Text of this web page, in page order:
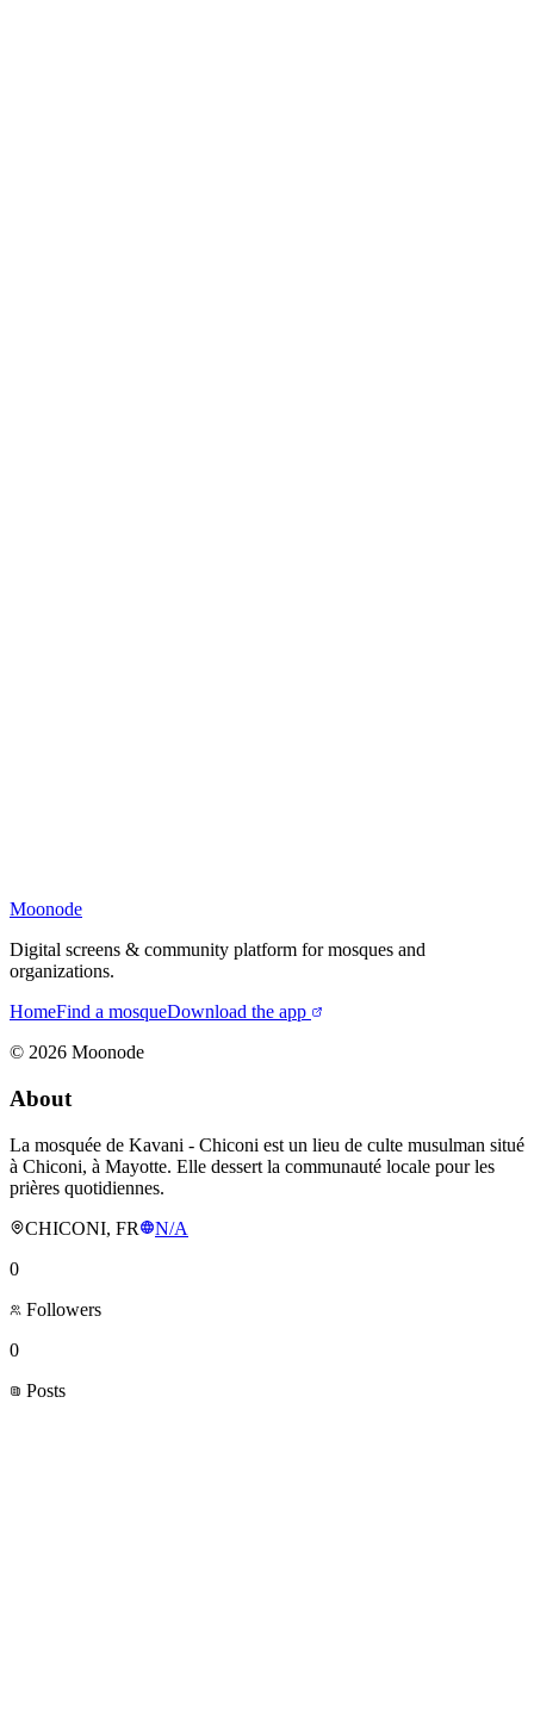
Moonode
Digital screens & community platform for mosques and
organizations.
HomeFind a mosqueDownload the app
© 2026 Moonode
About
La mosquée de Kavani - Chiconi est un lieu de culte musulman situé
à Chiconi, à Mayotte. Elle dessert la communauté locale pour les
prières quotidiennes.
CHICONI, FR
N/A
0
Followers
0
Posts